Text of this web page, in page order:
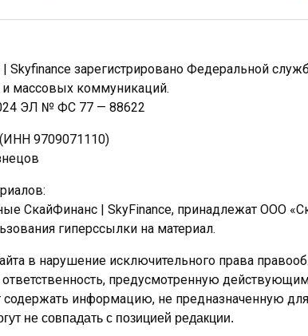
Skyfinance зарегистрировано Федеральной
массовых коммуникаций.
ЭЛ № ФС 77 — 88622
9709071110)
СкайФинанс | SkyFinance, принадлежат ООО
гиперссылки на материал.
в нарушение исключительного права
предусмотренную
информацию, не предназначенную для
не совпадать с позицией редакции.